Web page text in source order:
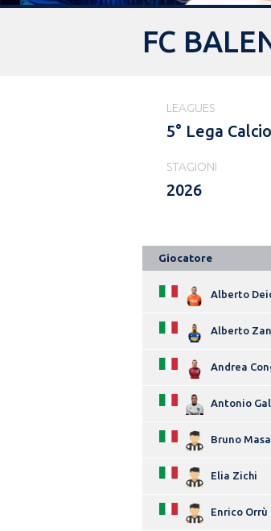
FC
LEAGUES
5° Lega
STAGIONI
2026
Giocatore
Alberto
Alberto
Andrea
Antonio
Bruno
Elia Zichi
Enrico Orrù